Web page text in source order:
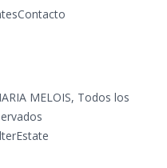
Contacto
MELOIS, Todos los